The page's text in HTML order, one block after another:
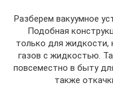
Разберем вакуумное
Подобная
только для жидкости,
газов с жидкостью.
повсеместно в быту
также